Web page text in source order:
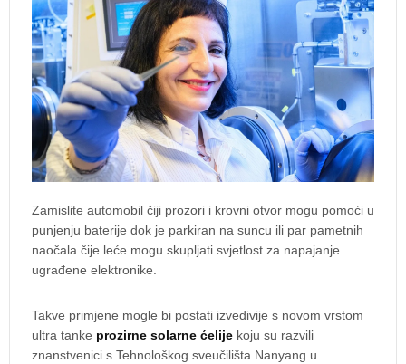
Zamislite automobil čiji prozori i krovni otvor mogu pomoći u
punjenju baterije dok je parkiran na suncu ili par pametnih
naočala čije leće mogu skupljati svjetlost za napajanje
ugrađene elektronike.
Takve primjene mogle bi postati izvedivije s novom vrstom
ultra tanke prozirne solarne ćelije koju su razvili
znanstvenici s Tehnološkog sveučilišta Nanyang u